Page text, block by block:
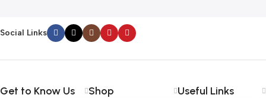
Social Links
Get to Know Us Shop Useful Links